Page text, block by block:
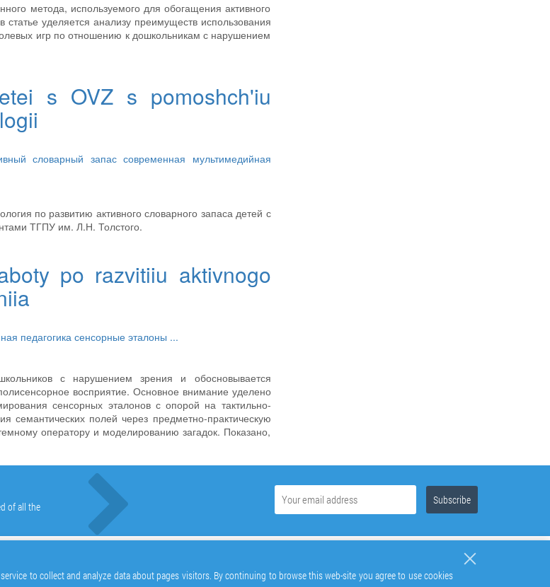
метода, используемого для обогащения активного
уделяется анализу преимуществ использования
игр по отношению к дошкольникам с нарушением
s OVZ s pomoshch'iu
словарный запассовременная мультимедийная
по развитию активного словарного запаса детей с
ТГПУ им. Л.Н. Толстого.
po razvitiiu aktivnogo
педагогика сенсорные эталоны ...
с нарушением зрения и обосновывается
восприятие. Основное внимание уделено
сенсорных эталонов с опорой на тактильно-
семантических полей через предметно-практическую
оператору и моделированию загадок. Показано,
of all the
to collect and analyze data about pages visitors. By continuing to browse this web-site you agree to use cookies